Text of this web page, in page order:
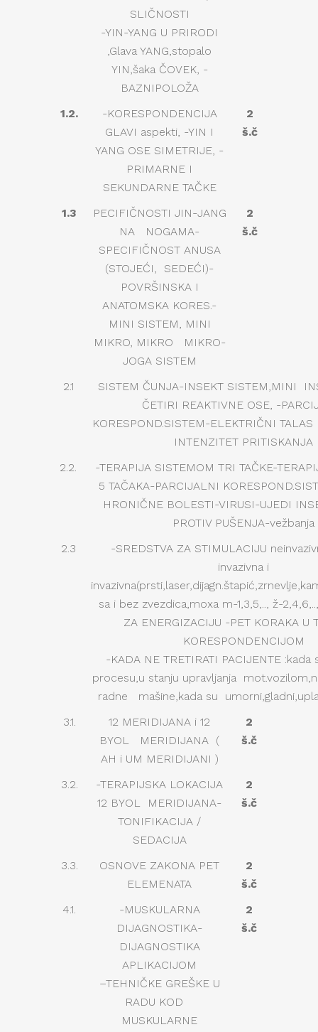
SLIČNOSTI
-YIN-YANG U PRIRODI
,Glava YANG,stopalo
YIN,šaka ČOVEK, -
BAZNIPOLOŽA
1.2.
-KORESPONDENCIJA
GLAVI aspekti, -YIN I
YANG OSE SIMETRIJE, -
PRIMARNE I
SEKUNDARNE TAČKE
2
š.č
1.3
PECIFIČNOSTI JIN-JANG
NA NOGAMA-
SPECIFIČNOST ANUSA
(STOJEĆI, SEDEĆI)-
POVRŠINSKA I
ANATOMSKA KORES.-
MINI SISTEM, MINI
MIKRO, MIKRO MIKRO-
JOGA SISTEM
2
š.č
2.1
SISTEM ČUNJA-INSEKT SISTEM,MINI
ČETIRI REAKTIVNE OSE, -
KORESPOND.SISTEM-ELEKTRIČNI TALAS
INTENZITET PRITISKANJA
2.2.
-TERAPIJA SISTEMOM TRI TAČKE-
5 TAČAKA-PARCIJALNI
HRONIČNE BOLESTI-VIRUSI-UJEDI
PROTIV PUŠENJA-vežbanja
2.3
-SREDSTVA ZA STIMULACIJU
invazivna i
sa i bez zvezdica,moxa m-1,3,5,.., ž-
ZA ENERGIZACIJU -PET KORAKA
KORESPONDENCIJOM
-KADA NE TRETIRATI PACIJENTE
procesu,u stanju upravljanja
radne mašine,kada su
3.1.
12 MERIDIJANA i 12
BYOL MERIDIJANA (
AH i UM MERIDIJANI )
2
š.č
3.2.
-TERAPIJSKA LOKACIJA
12 BYOL MERIDIJANA-
TONIFIKACIJA /
SEDACIJA
2
š.č
3.3.
OSNOVE ZAKONA PET
ELEMENATA
2
š.č
4.1.
-MUSKULARNA
DIJAGNOSTIKA-
DIJAGNOSTIKA
APLIKACIJOM
–TEHNIČKE GREŠKE U
RADU KOD
MUSKULARNE
2
š.č